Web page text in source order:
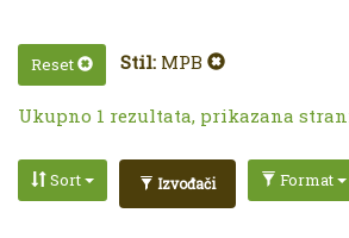
Reset Stil: MPB
Ukupno 1 rezultata, prikazana
Sort Izvođači Format